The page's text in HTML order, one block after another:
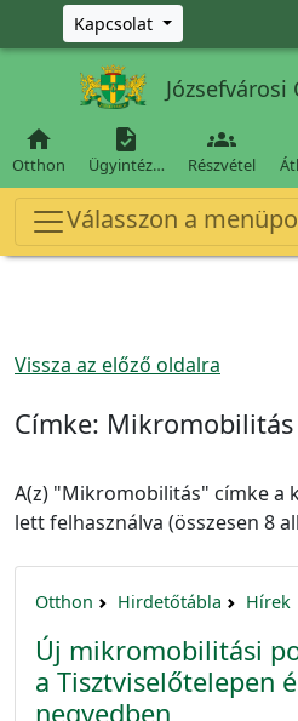
Ugrás a fő tartalomra
Kapcsolat

Otthon

Ügyintéz…

Részvétel
Válasszon a
Vissza az előző oldalra
Címke: Mikromobilitás
A(z) "Mikromobilitás" címke a
lett felhasználva (összesen 8
Otthon Hirdetőtábla Hírek
Új mikromobilitási
a Tisztviselőtelepen
negyedben